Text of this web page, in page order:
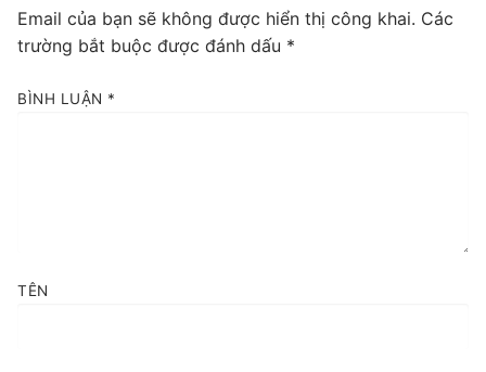
Email của bạn sẽ không được hiển thị công khai. Các
trường bắt buộc được đánh dấu *
BÌNH LUẬN *
TÊN